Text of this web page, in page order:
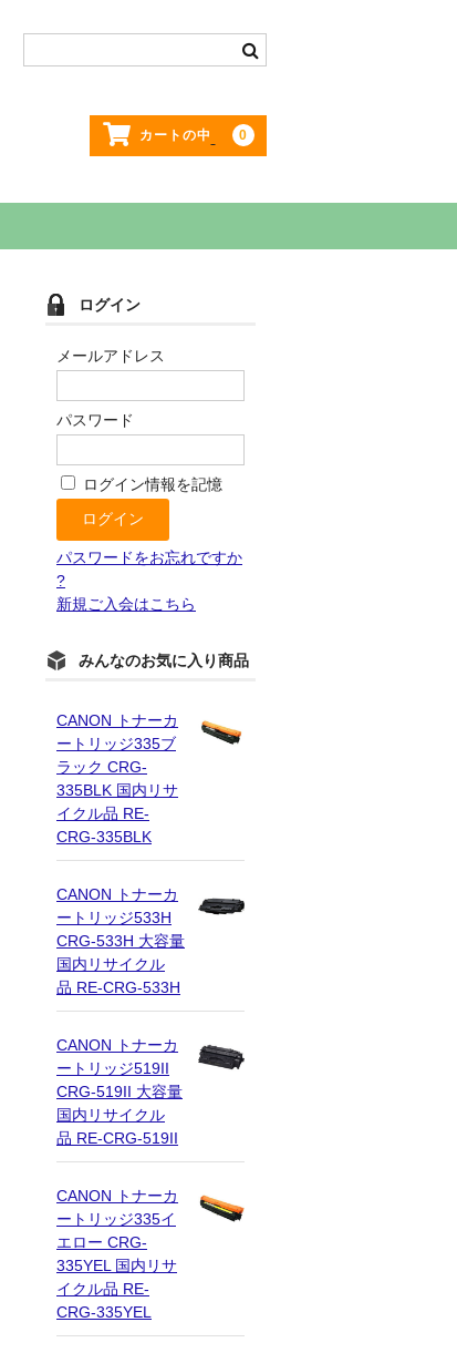
カートの中 0
ログイン
メールアドレス
パスワード
ログイン情報を記憶
パスワードをお忘れですか
?
新規ご入会はこちら
みんなのお気に入り商品
CANON トナーカ
ートリッジ335ブ
ラック CRG-
335BLK 国内リサ
イクル品 RE-
CRG-335BLK
CANON トナーカ
ートリッジ533H
CRG-533H 大容量
国内リサイクル
品 RE-CRG-533H
CANON トナーカ
ートリッジ519II
CRG-519II 大容量
国内リサイクル
品 RE-CRG-519II
CANON トナーカ
ートリッジ335イ
エロー CRG-
335YEL 国内リサ
イクル品 RE-
CRG-335YEL